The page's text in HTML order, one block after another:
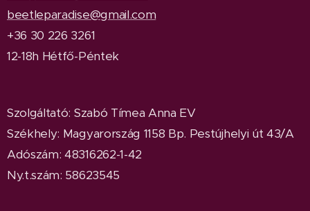
beetleparadise@gmail.com
+36 30 226 3261
12-18h Hétfő-Péntek
Szolgáltató: Szabó Tímea Anna EV
Székhely: Magyarország 1158 Bp. Pestújhelyi út 43/A
Adószám: 48316262-1-42
Ny.t.szám: 58623545